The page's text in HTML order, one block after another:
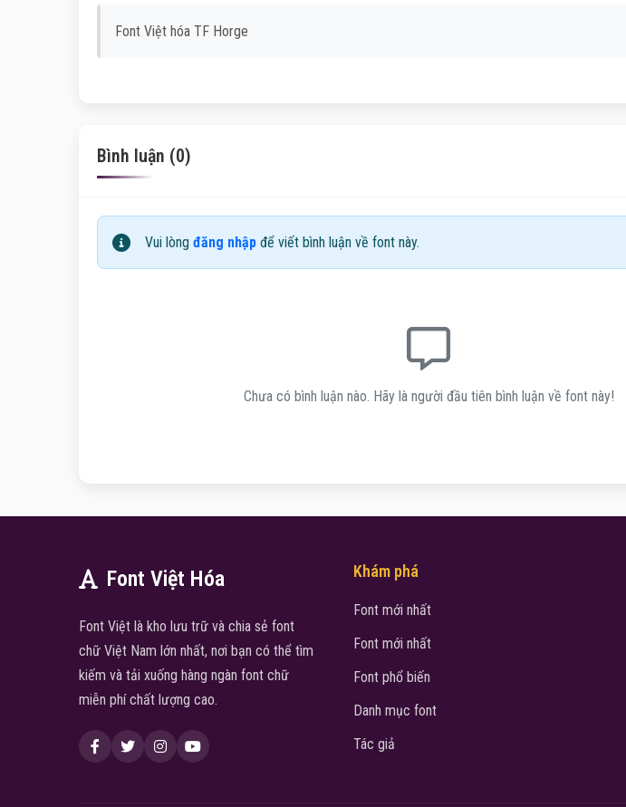
Font Việt hóa TF Horge
Bình luận (0)
Vui lòng đăng nhập để viết bình luận về font này.
Chưa có bình luận nào. Hãy là người đầu tiên bình luận về font này!
Font Việt Hóa
Font Việt là kho lưu trữ và chia sẻ font
chữ Việt Nam lớn nhất, nơi bạn có thể tìm
kiếm và tải xuống hàng ngàn font chữ
miễn phí chất lượng cao.
Khám phá
Font mới nhất
Font mới nhất
Font phổ biến
Danh mục font
Tác giả